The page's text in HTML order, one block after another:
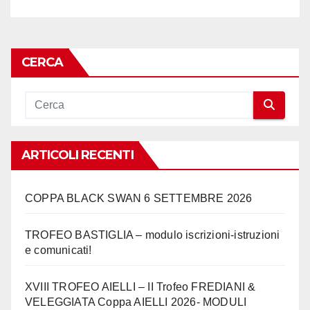
CERCA
ARTICOLI RECENTI
COPPA BLACK SWAN 6 SETTEMBRE 2026
TROFEO BASTIGLIA – modulo iscrizioni-istruzioni
e comunicati!
XVIII TROFEO AIELLI – II Trofeo FREDIANI &
VELEGGIATA Coppa AIELLI 2026- MODULI